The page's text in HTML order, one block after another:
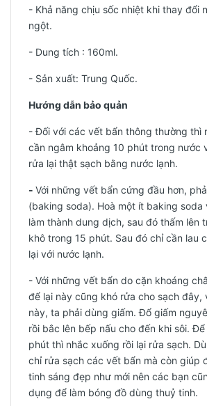
- Khả năng chịu sốc nhiệt khi thay đổi
ngột.
- Dung tích : 160ml.
- Sản xuất: Trung Quốc.
Hướng dẫn bảo quản
- Đối với các vết bẩn thông thường thì
cần ngâm khoảng 10 phút trong nước
rửa lại thật sạch bằng nước lạnh.
- Với những vết bẩn cứng đầu hơn,
(baking soda). Hoà một ít baking soda
làm thành dung dịch, sau đó thấm lên
khô trong 15 phút. Sau đó chỉ cần lau
lại với nước lạnh.
- Với những vết bẩn do cặn khoáng
để lại này cũng khó rửa cho sạch đây,
này, ta phải dùng giấm. Đổ giấm
rồi bắc lên bếp nấu cho đến khi sôi.
phút thì nhắc xuống rồi lại rửa sạch.
chỉ rửa sạch các vết bẩn mà còn giúp
tinh sáng đẹp như mới nên các bạn
dụng để làm bóng đồ dùng thuỷ tinh.